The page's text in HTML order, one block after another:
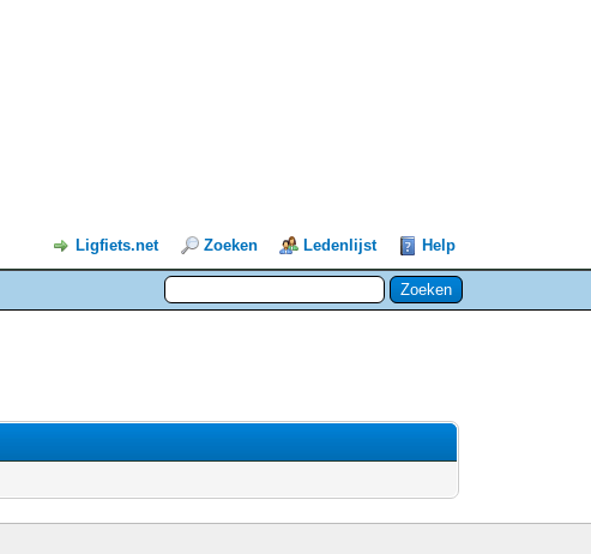
Ligfiets.net Zoeken Ledenlijst Help